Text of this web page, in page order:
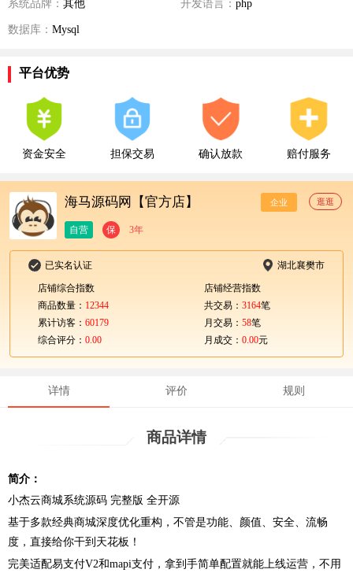
系统品牌： 其他 开发语言： php
数据库： Mysql
平台优势
资金安全 担保交易 确认放款 赔付服务
海马源码网【官方店】 企业 逛逛
自营 保 3年
已实名认证 湖北襄樊市
店铺综合指数
商品数量： 12344
累计访客： 60179
综合评分： 0.00
店铺经营指数
共交易： 3164笔
月交易： 58笔
月成交： 0.00元
详情 评价 规则
商品详情
简介：
小杰云商城系统源码 完整版 全开源
基于多款经典商城深度优化重构，不管是功能、颜值、安全、流畅
度，直接给你干到天花板！
完美适配易支付V2和mapi支付，拿到手简单配置就能上线运营，不用